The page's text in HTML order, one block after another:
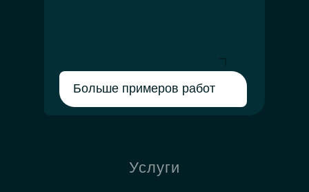
Больше примеров работ
Услуги